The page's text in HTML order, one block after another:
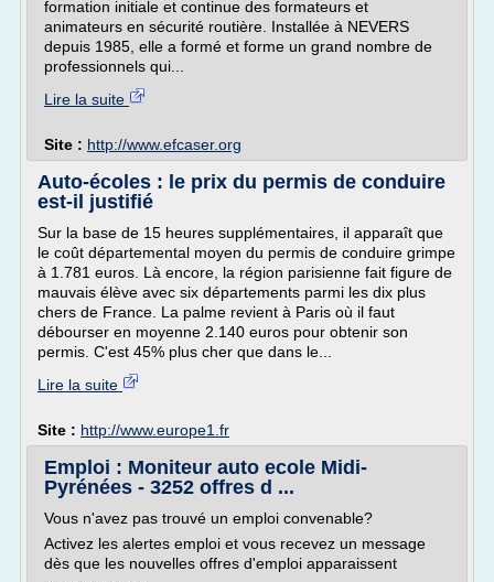
formation initiale et continue des formateurs et
animateurs en sécurité routière. Installée à NEVERS
depuis 1985, elle a formé et forme un grand nombre de
professionnels qui...
Lire la suite
Site : http://www.efcaser.org
Auto-écoles : le prix du permis de conduire
est-il justifié
Sur la base de 15 heures supplémentaires, il apparaît que
le coût départemental moyen du permis de conduire grimpe
à 1.781 euros. Là encore, la région parisienne fait figure de
mauvais élève avec six départements parmi les dix plus
chers de France. La palme revient à Paris où il faut
débourser en moyenne 2.140 euros pour obtenir son
permis. C'est 45% plus cher que dans le...
Lire la suite
Site : http://www.europe1.fr
Emploi : Moniteur auto ecole Midi-
Pyrénées - 3252 offres d ...
Vous n'avez pas trouvé un emploi convenable?
Activez les alertes emploi et vous recevez un message
dès que les nouvelles offres d'emploi apparaissent